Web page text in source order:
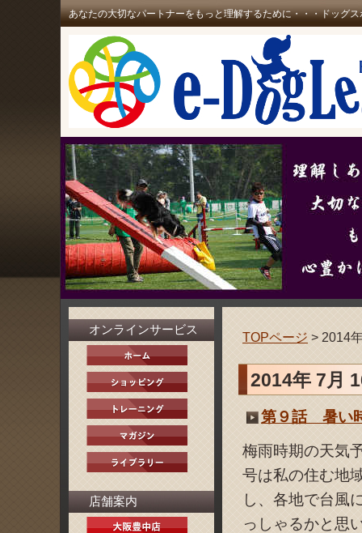
あなたの大切なパートナーをもっと理解するために・・・ドッグ
TOPページ > 2014
2014年 7月
第９話 暑い
梅雨時期の天気
号は私の住む地
し、各地で台風
っしゃるかと思
オンラインサービス
店舗案内